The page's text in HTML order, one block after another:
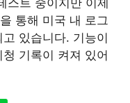
스트 중이지만 이제
통해 미국 내 로그
있습니다. 기능이
기록이 켜져 있어